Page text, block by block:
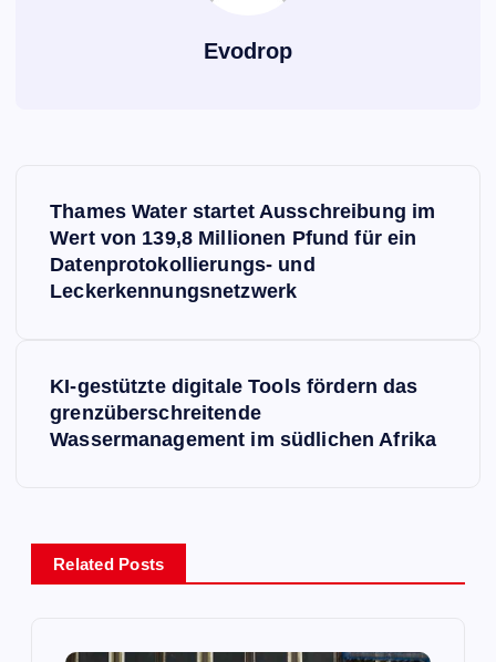
Evodrop
Thames Water startet Ausschreibung im
Wert von 139,8 Millionen Pfund für ein
Datenprotokollierungs- und
Leckerkennungsnetzwerk
KI-gestützte digitale Tools fördern das
grenzüberschreitende
Wassermanagement im südlichen Afrika
Related Posts